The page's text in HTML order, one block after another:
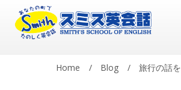
Home / Blog / 旅行の話